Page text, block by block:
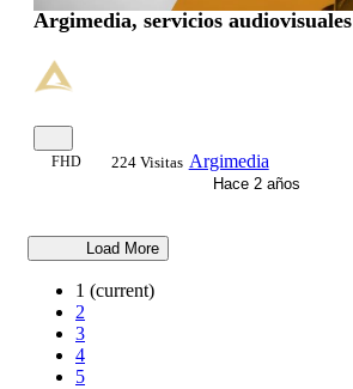
Argimedia, servicios audiovisuales
FHD 224 Visitas Argimedia
Hace 2 años
Load More
1 (current)
2
3
4
5